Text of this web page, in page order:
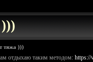
тяжа )))
отдыхаю таким методом: